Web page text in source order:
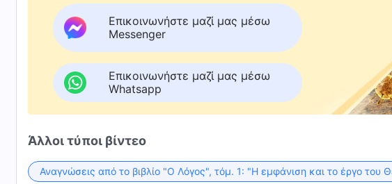
Επικοινωνήστε μαζί μας μέσω
Messenger
Επικοινωνήστε μαζί μας μέσω
Whatsapp
Άλλοι τύποι βίντεο
Αναγνώσεις από το βιβλίο "Ο Λόγος", τόμ. 1: "Η εμφάνιση και το έργο του